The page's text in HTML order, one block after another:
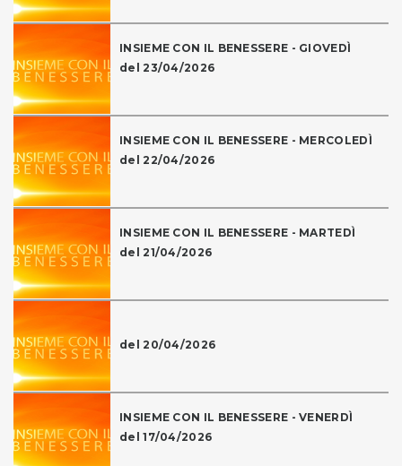
INSIEME CON IL BENESSERE - GIOVEDÌ
del 23/04/2026
INSIEME CON IL BENESSERE - MERCOLEDÌ
del 22/04/2026
INSIEME CON IL BENESSERE - MARTEDÌ
del 21/04/2026
del 20/04/2026
INSIEME CON IL BENESSERE - VENERDÌ
del 17/04/2026